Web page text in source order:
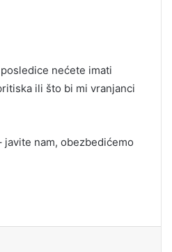
nećete imati
ili što bi mi vranjanci
javite nam, obezbedićemo